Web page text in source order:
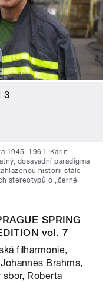
3
1945–1961. Karin
dosavadní paradigma
historii stále
stereotypů o „černé
SPRING
vol. 7
filharmonie,
Brahms,
Roberta